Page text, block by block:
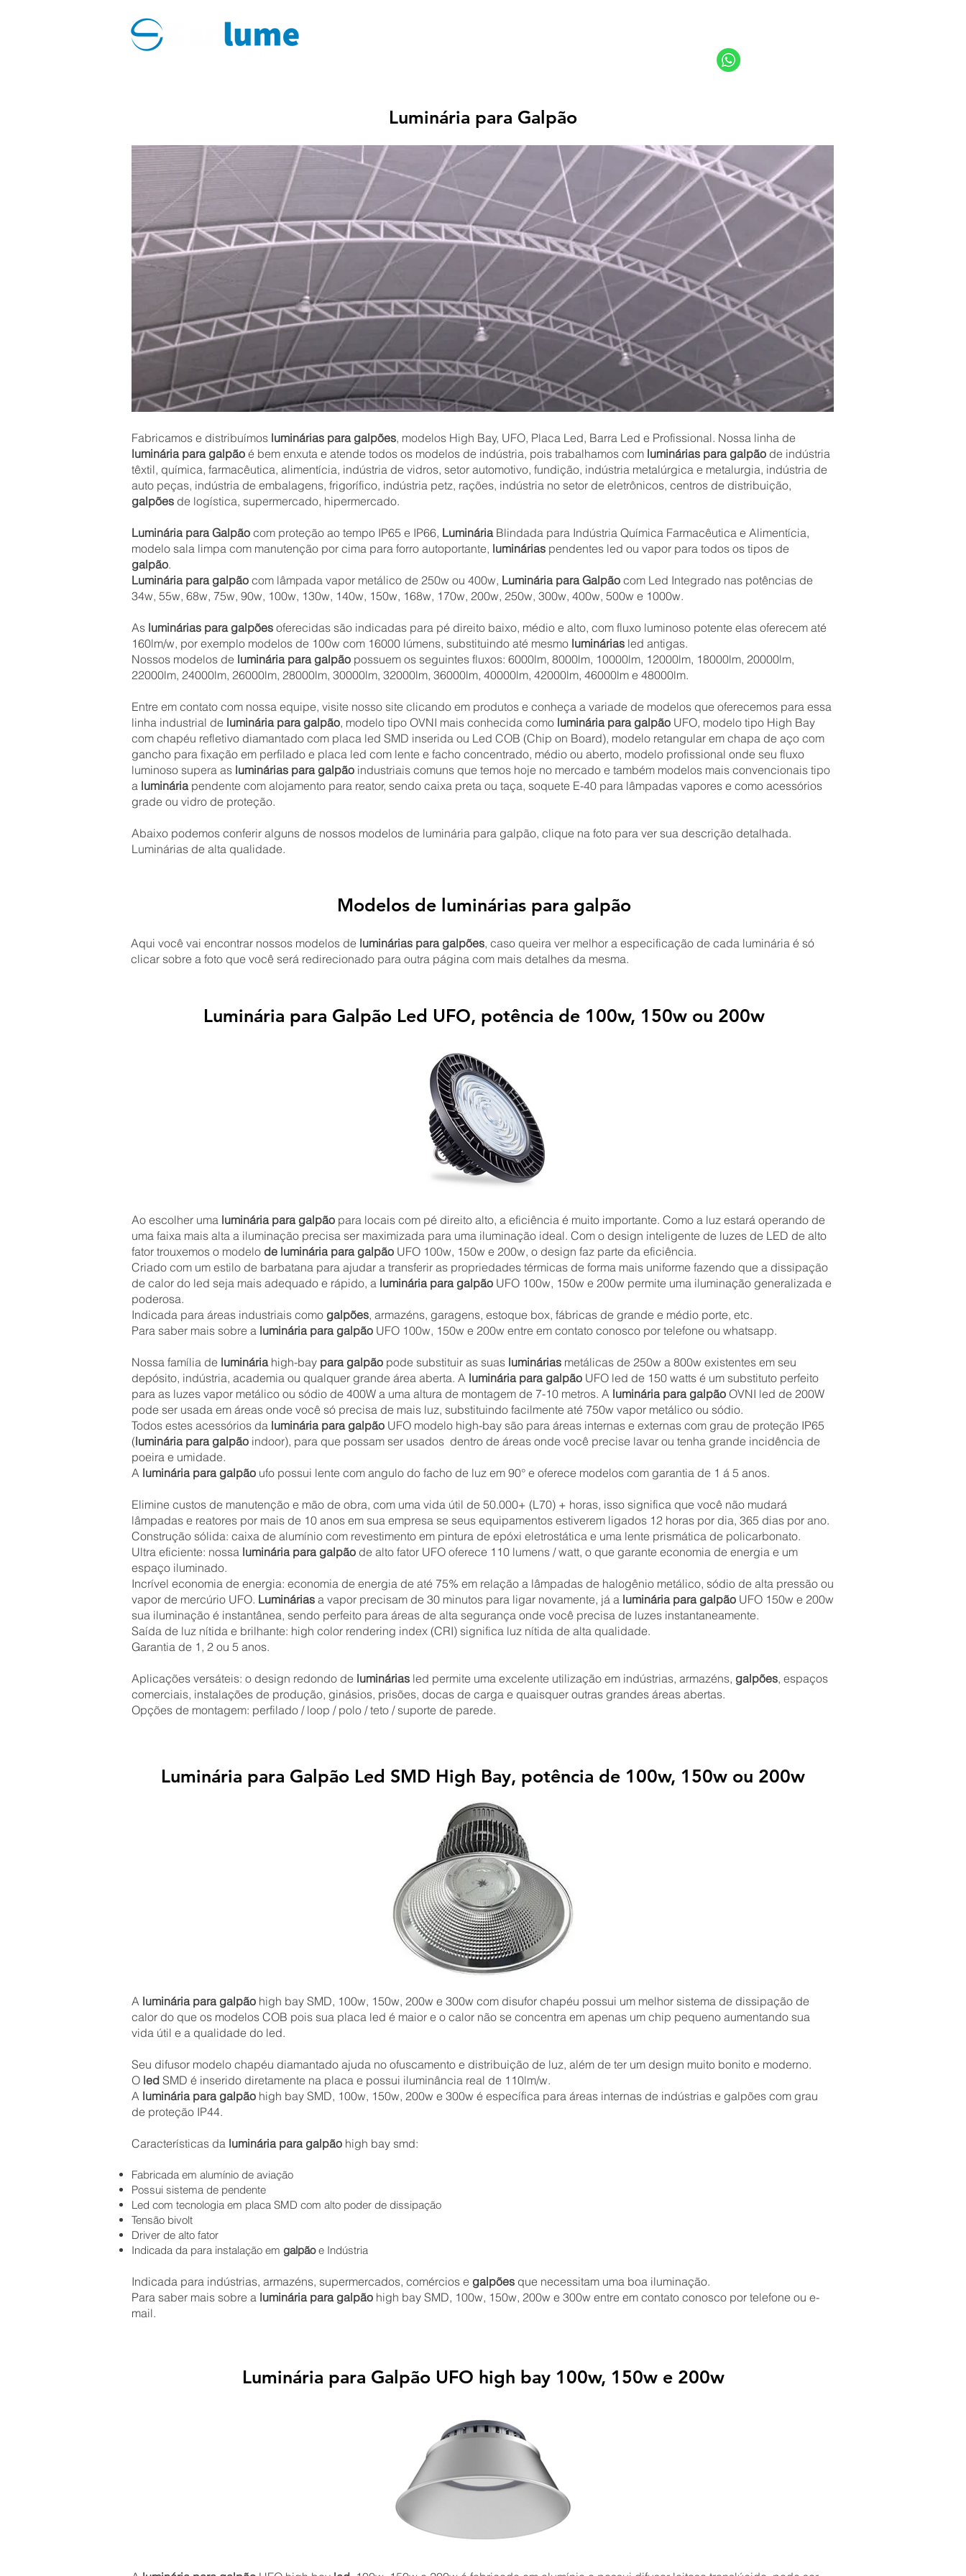
Luminária para Galpão
Fabricamos e distribuímos luminárias para galpões, modelos High Bay, UFO, Placa Led, Barra Led e Profissional. Nossa linha de
luminária para galpão é bem enxuta e atende todos os modelos de indústria, pois trabalhamos com luminárias para galpão de indústria
têxtil, química, farmacêutica, alimentícia, indústria de vidros, setor automotivo, fundição, indústria metalúrgica e metalurgia, indústria de
auto peças, indústria de embalagens, frigorífico, indústria petz, rações, indústria no setor de eletrônicos, centros de distribuição,
galpões de logística, supermercado, hipermercado.
Luminária para Galpão com proteção ao tempo IP65 e IP66, LumináriaBlindada para Indústria Química Farmacêutica e Alimentícia,
modelo sala limpa com manutenção por cima para forro autoportante, luminárias pendentes led ou vapor para todos os tipos de
galpão.
Luminária para galpão com lâmpada vapor metálico de 250w ou 400w, Luminária para Galpão com Led Integrado nas potências de
34w, 55w, 68w, 75w, 90w, 100w, 130w, 140w, 150w, 168w, 170w, 200w, 250w, 300w, 400w, 500w e 1000w.
As luminárias para galpões oferecidas são indicadas para pé direito baixo, médio e alto, com fluxo luminoso potente elas oferecem até
160lm/w, por exemplo modelos de 100w com 16000 lúmens, substituindo até mesmo luminárias led antigas.
Nossos modelos de luminária para galpão possuem os seguintes fluxos: 6000lm, 8000lm, 10000lm, 12000lm, 18000lm, 20000lm,
22000lm, 24000lm, 26000lm, 28000lm, 30000lm, 32000lm, 36000lm, 40000lm, 42000lm, 46000lm e 48000lm.
Entre em contato com nossa equipe, visite nosso site clicando em produtos e conheça a variade de modelos que oferecemos para essa
linha industrial de luminária para galpão, modelo tipo OVNI mais conhecida como luminária para galpão UFO, modelo tipo High Bay
com chapéu refletivo diamantado com placa led SMD inserida ou Led COB (Chip on Board), modelo retangular em chapa de aço com
gancho para fixação em perfilado e placa led com lente e facho concentrado, médio ou aberto, modelo profissional onde seu fluxo
luminoso supera as luminárias para galpão industriais comuns que temos hoje no mercado e também modelos mais convencionais tipo
a lumináriapendente com alojamento para reator, sendo caixa preta ou taça, soquete E-40 para lâmpadas vapores e como acessórios
grade ou vidro de proteção.
Abaixo podemos conferir alguns de nossos modelos de luminária para galpão, clique na foto para ver sua descrição detalhada.
Luminárias de alta qualidade.
Modelos de luminárias para galpão
Aqui você vai encontrar nossos modelos de luminárias para galpões, caso queira ver melhor a especificação de cada luminária é só
clicar sobre a foto que você será redirecionado para outra página com mais detalhes da mesma.
Luminária para Galpão Led UFO, potência de 100w, 150w ou 200w
Ao escolher uma luminária para galpão para locais com pé direito alto, a eficiência é muito importante. Como a luz estará operando de
uma faixa mais alta a iluminação precisa ser maximizada para uma iluminação ideal. Com o design inteligente de luzes de LED de alto
fator trouxemos o modelo de luminária para galpão UFO 100w, 150w e 200w, o design faz parte da eficiência.
Criado com um estilo de barbatana para ajudar a transferir as propriedades térmicas de forma mais uniforme fazendo que a dissipação
de calor do led seja mais adequado e rápido, a luminária para galpão UFO 100w, 150w e 200w permite uma iluminação generalizada e
poderosa.
Indicada para áreas industriais como galpões, armazéns, garagens, estoque box, fábricas de grande e médio porte, etc.
Para saber mais sobre a luminária para galpão UFO 100w, 150w e 200w entre em contato conosco por telefone ou whatsapp.
Nossa família de lumináriahigh-bay para galpão pode substituir as suas luminárias metálicas de 250w a 800w existentes em seu
depósito, indústria, academia ou qualquer grande área aberta. A luminária para galpão UFO led de 150 watts é um substituto perfeito
para as luzes vapor metálico ou sódio de 400W a uma altura de montagem de 7-10 metros. A luminária para galpão OVNI led de 200W
pode ser usada em áreas onde você só precisa de mais luz, substituindo facilmente até 750w vapor metálico ou sódio.
Todos estes acessórios da luminária para galpão UFO modelo high-bay são para áreas internas e externas com grau de proteção IP65
(luminária para galpão indoor), para que possam ser usados ​​ dentro de áreas onde você precise lavar ou tenha grande incidência de
poeira e umidade.
A luminária para galpão ufo possui lente com angulo do facho de luz em 90° e oferece modelos com garantia de 1 á 5 anos.
Elimine custos de manutenção e mão de obra, com uma vida útil de 50.000+ (L70) + horas, isso significa que você não mudará
lâmpadas e reatores por mais de 10 anos em sua empresa se seus equipamentos estiverem ligados 12 horas por dia, 365 dias por ano.
Construção sólida: caixa de alumínio com revestimento em pintura de epóxi eletrostática e uma lente prismática de policarbonato.
Ultra eficiente: nossa luminária para galpão de alto fator UFO oferece 110 lumens / watt, o que garante economia de energia e um
espaço iluminado.
Incrível economia de energia: economia de energia de até 75% em relação a lâmpadas de halogênio metálico, sódio de alta pressão ou
vapor de mercúrio UFO. Luminárias a vapor precisam de 30 minutos para ligar novamente, já a luminária para galpão UFO 150w e 200w​
sua iluminação é instantânea, sendo perfeito para áreas de alta segurança onde você precisa de luzes instantaneamente.
Saída de luz nítida e brilhante: high color rendering index (CRI) significa luz nítida de alta qualidade.
Garantia de 1, 2 ou 5 anos.
Aplicações versáteis: o design redondo de luminárias led permite uma excelente utilização em indústrias, armazéns, galpões, espaços
comerciais, instalações de produção, ginásios, prisões, docas de carga e quaisquer outras grandes áreas abertas.
Opções de montagem: perfilado / loop / polo / teto / suporte de parede.
Luminária para Galpão Led SMD High Bay, potência de 100w, 150w ou 200w
A luminária para galpão high bay SMD, 100w, 150w, 200w e 300w com disufor chapéu possui um melhor sistema de dissipação de
calor do que os modelos COB pois sua placa led é maior e o calor não se concentra em apenas um chip pequeno aumentando sua
vida útil e a qualidade do led.
Seu difusor modelo chapéu diamantado ajuda no ofuscamento e distribuição de luz, além de ter um design muito bonito e moderno.
O led SMD é inserido diretamente na placa e possui iluminância real de 110lm/w.
A luminária para galpão high bay SMD, 100w, 150w, 200w e 300w é específica para áreas internas de indústrias e galpões com grau
de proteção IP44.
Características da luminária para galpão high bay smd:
Fabricada em alumínio de aviação
Possui sistema de pendente
Led com tecnologia em placa SMD com alto poder de dissipação
Tensão bivolt
Driver de alto fator
Indicada da para instalação em galpãoe Indústria
Indicada para indústrias, armazéns, supermercados, comércios e galpões que necessitam uma boa iluminação.
Para saber mais sobre a luminária para galpão high bay SMD, 100w, 150w, 200w e 300w entre em contato conosco por telefone ou e-
mail.
Luminária para Galpão UFO high bay 100w, 150w e 200w